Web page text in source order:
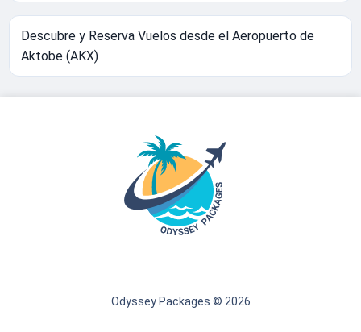
Descubre y Reserva Vuelos desde el Aeropuerto de
Aktobe (AKX)
Odyssey Packages © 2026